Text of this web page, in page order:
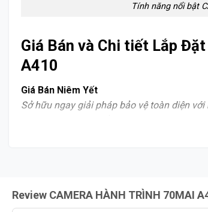
Tính năng nổi bật
Giá Bán và Chi tiết Lắp
A410
Giá Bán Niêm Yết
Sở hữu ngay giải pháp bảo vệ toàn diện
Thiết Kế Nhỏ Gọn, Tinh Tế: Camera
Review CAMERA HÀNH TRÌNH 70MAI